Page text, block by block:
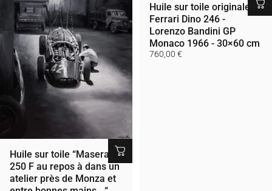
Huile sur toile “Maserati
250 F au repos à dans un
atelier près de Monza et
Huile sur toile originale -
Ferrari Dino 246 -
Lorenzo Bandini GP
Monaco 1966 - 30×60 cm
760,00 €